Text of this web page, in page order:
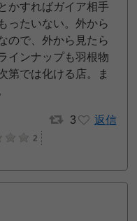
かすればガイア相手
ったいない。外から
ので、外から見たら
インナップも羽根物
第では化ける店。ま
3 返信
2